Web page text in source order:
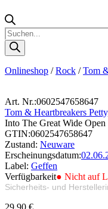
Products
search
Onlineshop /Rock /Tom
Art. Nr.:0602547658647
Tom & Heartbreakers
Into The Great Wide
GTIN:0602547658647
Zustand: Neuware
Erscheinungsdatum:
Label: Geffen
Verfügbarkeit● Nicht auf
Sicherheits- und
29,90 €